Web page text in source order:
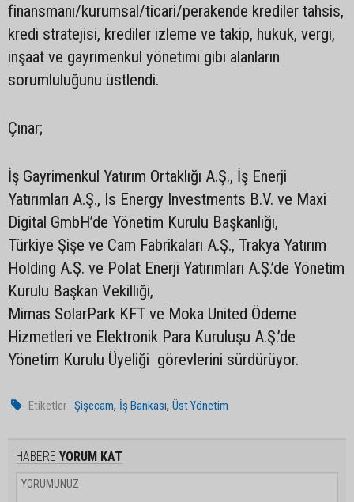
finansmanı/kurumsal/ticari/perakende krediler tahsis,
kredi stratejisi, krediler izleme ve takip, hukuk, vergi,
inşaat ve gayrimenkul yönetimi gibi alanların
sorumluluğunu üstlendi.
Çınar;
İş Gayrimenkul Yatırım Ortaklığı A.Ş., İş Enerji
Yatırımları A.Ş., Is Energy Investments B.V. ve Maxi
Digital GmbH’de Yönetim Kurulu Başkanlığı,
Türkiye Şişe ve Cam Fabrikaları A.Ş., Trakya Yatırım
Holding A.Ş. ve Polat Enerji Yatırımları A.Ş.’de Yönetim
Kurulu Başkan Vekilliği,
Mimas SolarPark KFT ve Moka United Ödeme
Hizmetleri ve Elektronik Para Kuruluşu A.Ş.’de
Yönetim Kurulu Üyeliği görevlerini sürdürüyor.
Etiketler : Şişecam, İş Bankası,Üst Yönetim
HABERE YORUM KAT